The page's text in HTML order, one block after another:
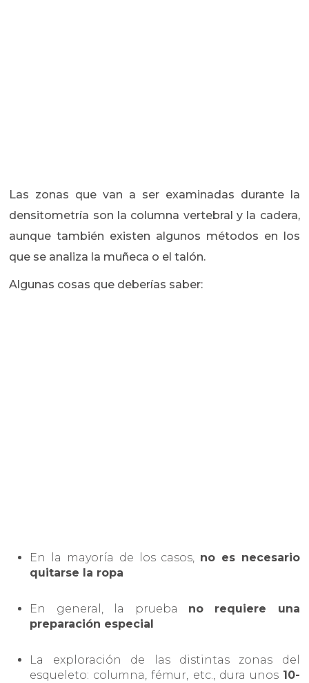
Las zonas que van a ser examinadas durante la
densitometría son la columna vertebral y la cadera,
aunque también existen algunos métodos en los
que se analiza la muñeca o el talón.
Algunas cosas que deberías saber:
En la mayoría de los casos, no es necesario
quitarse la ropa
En general, la prueba no requiere una
preparación especial
La exploración de las distintas zonas del
esqueleto: columna, fémur, etc., dura unos 10-